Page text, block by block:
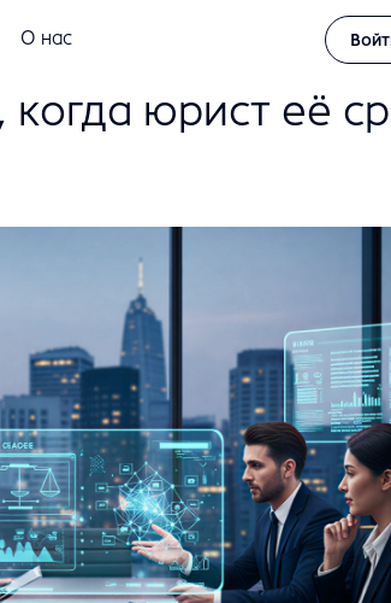
О нас
когда юрист её